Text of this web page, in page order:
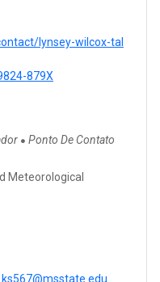
lynsey-wilcox-tal
879X
● Ponto De Contato
Meteorological
ks567@msstate.edu